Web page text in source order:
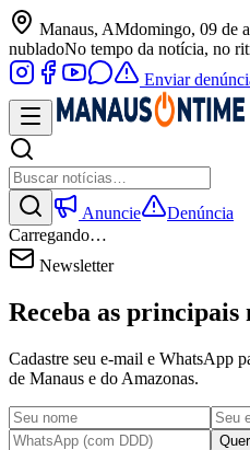
Manaus, AMdomingo, 09 de
nubladoNo tempo da notícia, no
Enviar
Anuncie
Denúncia
Carregando…
Newsletter
Receba as principais
Cadastre seu e-mail e WhatsApp
de Manaus e do Amazonas.